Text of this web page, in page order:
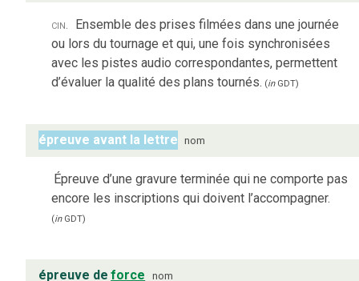
cin. Ensemble des prises filmées dans une journée
ou lors du tournage et qui, une fois synchronisées
avec les pistes audio correspondantes, permettent
d’évaluer la qualité des plans tournés. (inGDT)
épreuve avant la lettre nom
Épreuve d’une gravure terminée qui ne comporte pas
encore les inscriptions qui doivent l’accompagner.
(inGDT)
épreuve de force nom